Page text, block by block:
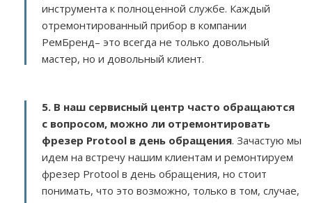
инструмента к полноценной службе. Каждый
отремонтированный прибор в компании
РемБренд– это всегда не только довольный
мастер, но и довольный клиент.
5. В наш сервисный центр часто обращаются
с вопросом, можно ли отремонтировать
фрезер Protool в день обращения. Зачастую мы
идем на встречу нашим клиентам и ремонтируем
фрезер Protool в день обращения, но стоит
понимать, что это возможно, только в том, случае,